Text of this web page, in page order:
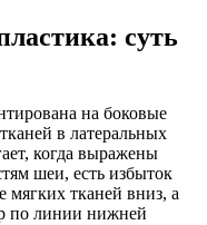
суть
на боковые
в латеральных
когда выражены
шеи, есть избыток
тканей вниз, а
по линии нижней